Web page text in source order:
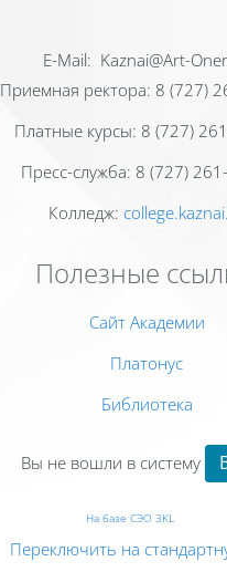
Е-Mail: Kaznai@Art-
Приемная ректора: 8 (727)
Платные курсы: 8 (727)
Пресс-служба: 8 (727)
Колледж:
Полезные
Сайт Академии
Платонус
Библиотека
Вы не вошли в систему
На базе СЭО 3KL
Переключить на